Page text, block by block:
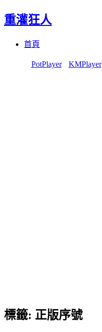
重灌狂人
首頁
PotPlayer KMPlayer
標籤: 正版序號